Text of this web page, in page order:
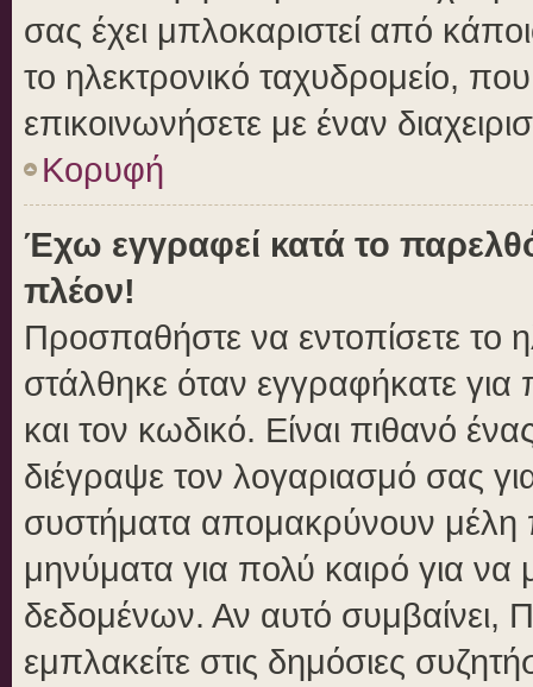
σας έχει μπλοκαριστεί από
το ηλεκτρονικό ταχυδρομείο,
επικοινωνήσετε με έναν
Κορυφή
Έχω εγγραφεί κατά το
πλέον!
Προσπαθήστε να εντοπίσετε το
στάλθηκε όταν εγγραφήκατε
και τον κωδικό. Είναι πιθανό
διέγραψε τον λογαριασμό σας
συστήματα απομακρύνουν μέλη
μηνύματα για πολύ καιρό για
δεδομένων. Αν αυτό συμβαίνει,
εμπλακείτε στις δημόσιες